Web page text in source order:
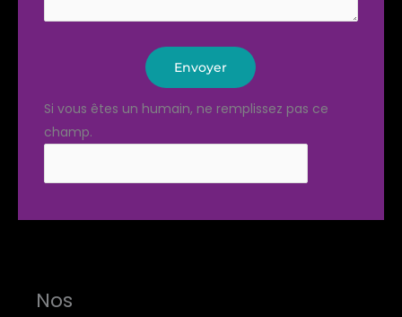
Envoyer
Si vous êtes un humain, ne remplissez pas ce
champ.
Nos